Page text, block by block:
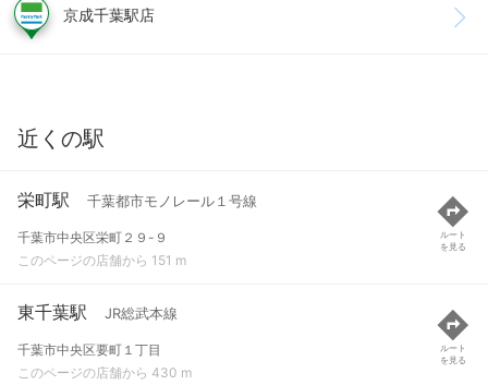
京成千葉駅店
近くの駅
栄町駅 千葉都市モノレール１号線
千葉市中央区栄町２９-９
このページの店舗から 151 m
ルート
を見る
東千葉駅 JR総武本線
千葉市中央区要町１丁目
このページの店舗から 430 m
ルート
を見る